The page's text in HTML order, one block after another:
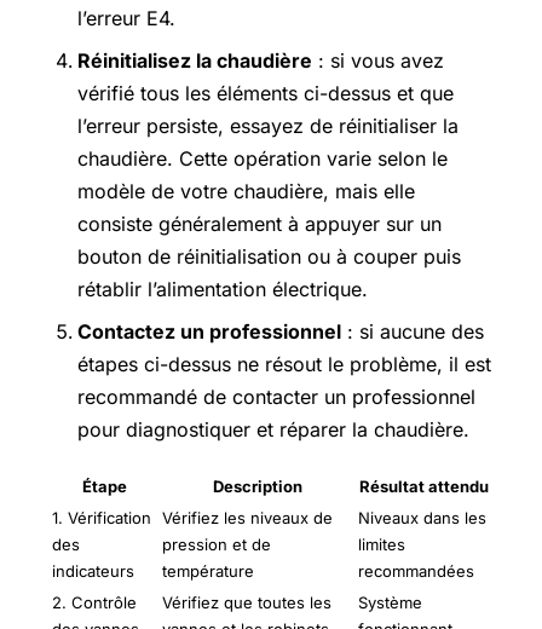
l’erreur E4.
Réinitialisez la chaudière : si vous avez
vérifié tous les éléments ci-dessus et que
l’erreur persiste, essayez de réinitialiser la
chaudière. Cette opération varie selon le
modèle de votre chaudière, mais elle
consiste généralement à appuyer sur un
bouton de réinitialisation ou à couper puis
rétablir l’alimentation électrique.
Contactez un professionnel : si aucune des
étapes ci-dessus ne résout le problème, il est
recommandé de contacter un professionnel
pour diagnostiquer et réparer la chaudière.
Étape Description
Résultat attendu
1. Vérification
des
indicateurs
Vérifiez les niveaux de
pression et de
température
Niveaux dans les
limites
recommandées
2. Contrôle
Vérifiez que toutes les
Système